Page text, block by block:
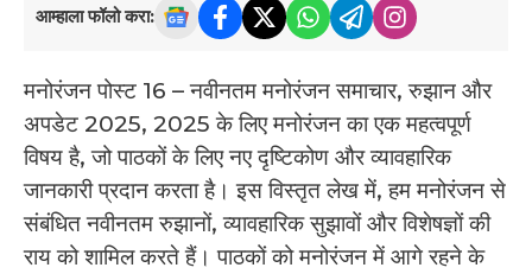
आम्हाला फॉलो करा:
मनोरंजन पोस्ट 16 – नवीनतम मनोरंजन समाचार, रुझान और
अपडेट 2025, 2025 के लिए मनोरंजन का एक महत्वपूर्ण
विषय है, जो पाठकों के लिए नए दृष्टिकोण और व्यावहारिक
जानकारी प्रदान करता है। इस विस्तृत लेख में, हम मनोरंजन से
संबंधित नवीनतम रुझानों, व्यावहारिक सुझावों और विशेषज्ञों की
राय को शामिल करते हैं। पाठकों को मनोरंजन में आगे रहने के